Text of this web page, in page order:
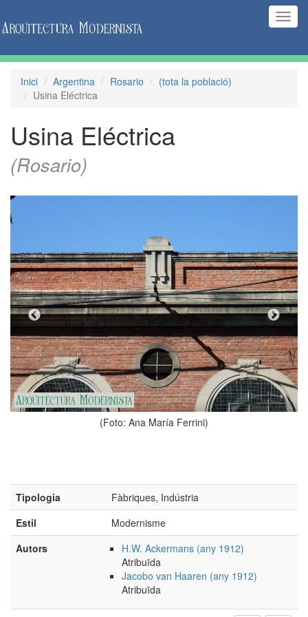
Inici Argentina Rosario
(tota la població)
Usina Eléctrica
Usina Eléctrica
(Rosario)
Ana María Ferrini)
Tipologia
Fàbriques, Indústria
Estil
Modernisme
Autors
H.W. Ackermans (any 1912)
Atribuïda
Jacobo van Haaren (any 1912)
Atribuïda